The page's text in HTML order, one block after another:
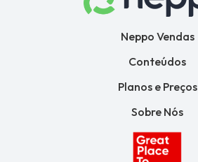
Neppo Vendas
Conteúdos
Planos e Preços
Sobre Nós